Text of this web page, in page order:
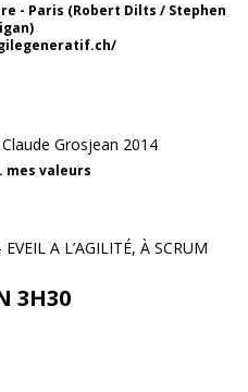
- Paris (Robert Dilts / Stephen
mes valeurs
A L’AGILITÉ, À SCRUM
3H30